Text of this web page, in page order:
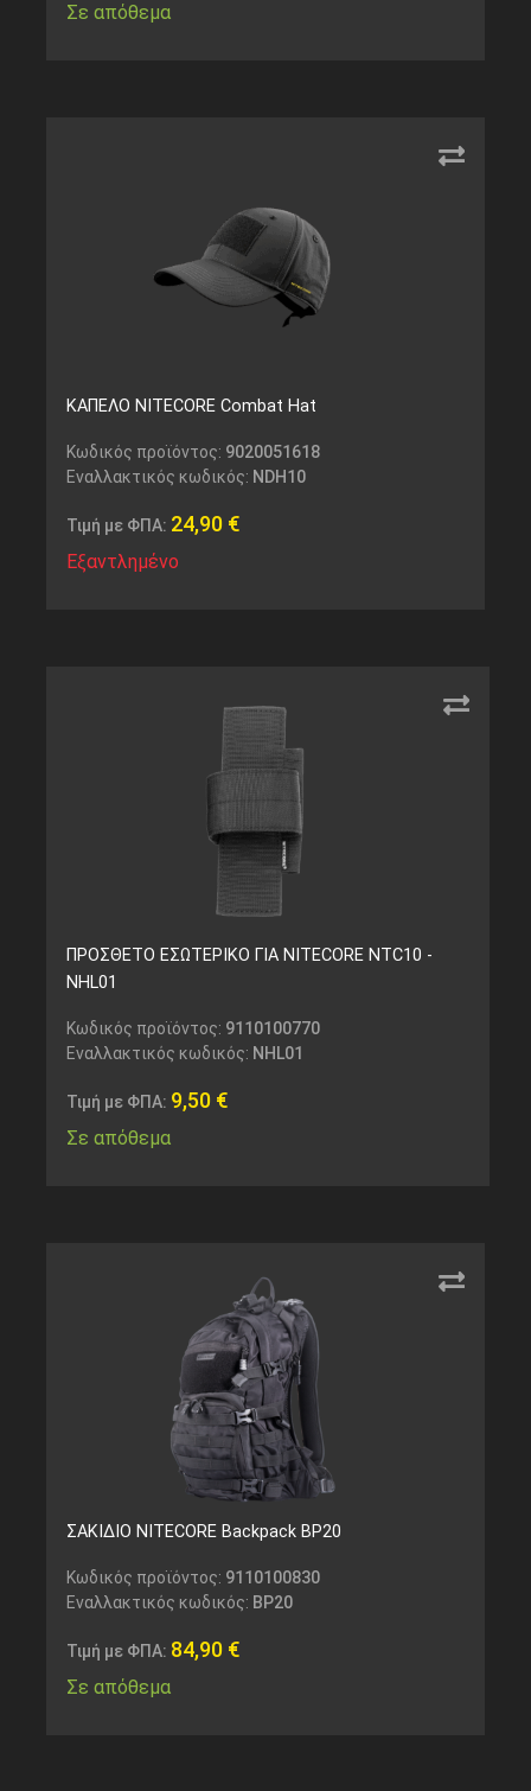
Σε απόθεμα
ΚΑΠΕΛΟ NITECORE Combat Hat
Κωδικός προϊόντος: 9020051618
Εναλλακτικός κωδικός: NDH10
Τιμή με ΦΠΑ: 24,90 €
Εξαντλημένο
ΠΡΟΣΘΕΤΟ ΕΣΩΤΕΡΙΚΟ ΓΙΑ NITECORE NTC10 -
NHL01
Κωδικός προϊόντος: 9110100770
Εναλλακτικός κωδικός: NHL01
Τιμή με ΦΠΑ: 9,50 €
Σε απόθεμα
ΣΑΚΙΔΙΟ NITECORE Backpack BP20
Κωδικός προϊόντος: 9110100830
Εναλλακτικός κωδικός: BP20
Τιμή με ΦΠΑ: 84,90 €
Σε απόθεμα